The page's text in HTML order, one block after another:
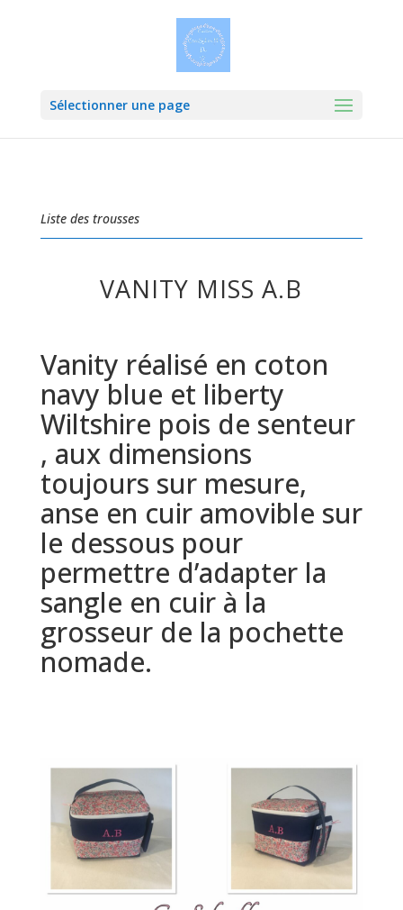
Sélectionner une page
Liste des trousses
VANITY MISS A.B
Vanity réalisé en coton
navy blue et liberty
Wiltshire pois de senteur
, aux dimensions
toujours sur mesure,
anse en cuir amovible sur
le dessous pour
permettre d’adapter la
sangle en cuir à la
grosseur de la pochette
nomade.